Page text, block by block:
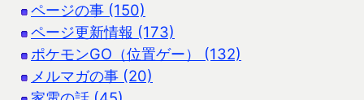
ページの事 (150)
ページ更新情報 (173)
ポケモンGO（位置ゲー） (132)
メルマガの事 (20)